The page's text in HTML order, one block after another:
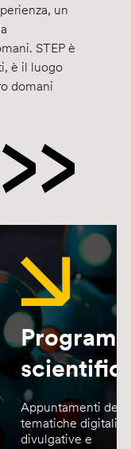
un
STEP è
è il luogo
domani
Appuntamenti
tematiche digitali,
divulgative e